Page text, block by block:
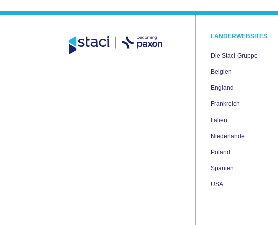
LÄNDERWEBSITES
Die Staci-Gruppe
Belgien
England
Frankreich
Italien
Niederlande
Poland
Spanien
USA